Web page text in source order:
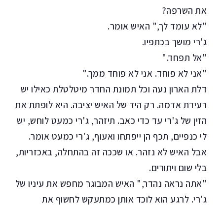
את השרפה?
"לא עומד לך," האיש אומר.
ג'רי מושך בכתפיו.
"אל תפחד."
"אני לא פוחד. אני לא פוחד ממך."
דלת הארון נעה וכל תמונת החדר מיטלטלת כאילו יש
רעידת אדמה. רק היד של האיש יציבה. היא לופתת את
הזין של ג'רי עד כדי כאב. תיזהר, ג'רי כמעט לוחש, יש
לי כנפיים, תכף הן ייפתחו ואעוף, ג'רי כמעט אומר.
אבל האיש לא נזהר. או שככה זה בהתחלה, באכזריות,
בלי שום ויתורים.
"אתה נראה נהדר," האיש המבוגר מחפש את עיניו של
ג'רי. לרגע הוא לוכד אותן כמתעקש לחשוף את